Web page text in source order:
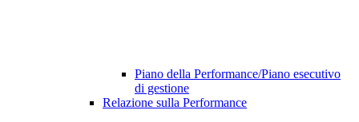
Piano della Performance/Piano esecutivo
di gestione
Relazione sulla Performance